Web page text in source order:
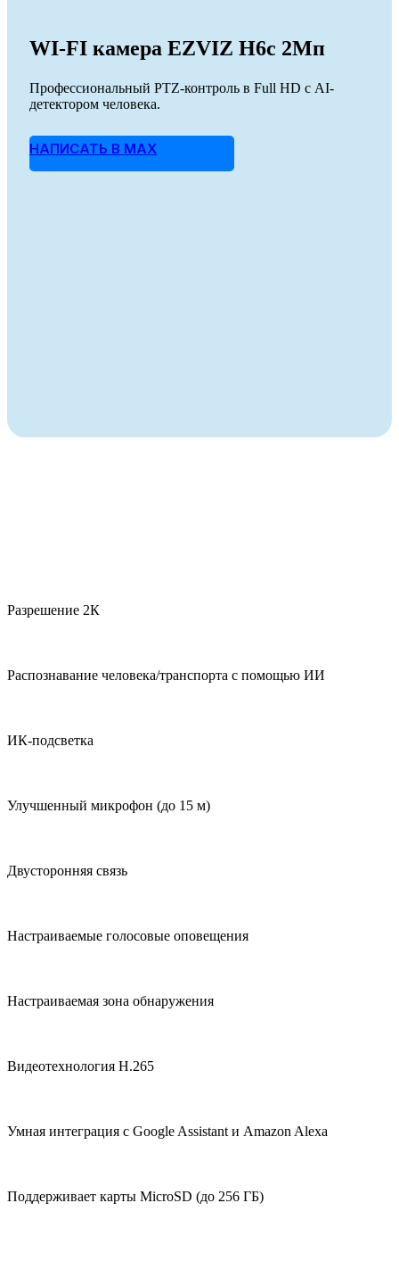
WI-FI камера EZVIZ H6c 2Мп
Профессиональный PTZ-контроль в Full HD с AI-
детектором человека.
НАПИСАТЬ В MAX
Разрешение 2К
Распознавание человека/транспорта с помощью ИИ
ИК-подсветка
Улучшенный микрофон (до 15 м)
Двусторонняя связь
Настраиваемые голосовые оповещения
Настраиваемая зона обнаружения
Видеотехнология H.265
Умная интеграция с Google Assistant и Amazon Alexa
Поддерживает карты MicroSD (до 256 ГБ)